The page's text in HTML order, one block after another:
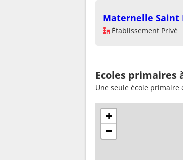
Maternelle Saint
Établissement Privé
Ecoles primaires
Une seule école primaire
+
−